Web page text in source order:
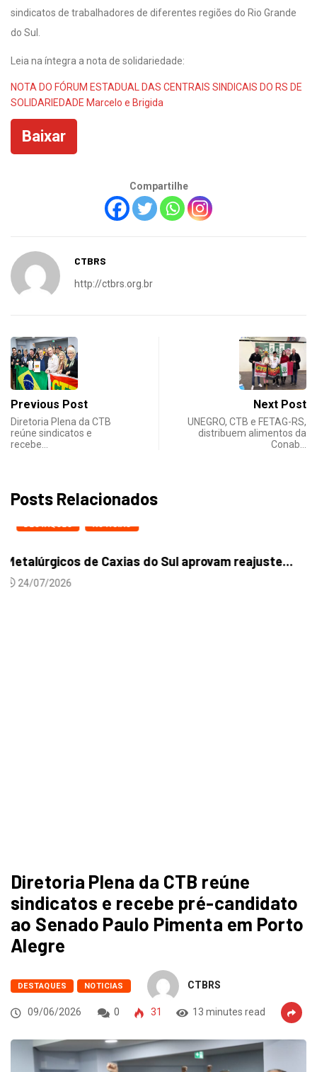
sindicatos de trabalhadores de diferentes regiões do Rio Grande
do Sul.
Leia na íntegra a nota de solidariedade:
NOTA DO FÓRUM ESTADUAL DAS CENTRAIS SINDICAIS DO RS DE
SOLIDARIEDADE Marcelo e Brigida
Baixar
Compartilhe
CTBRS
http://ctbrs.org.br
Previous Post
Diretoria Plena da CTB
reúne sindicatos e
recebe…
Next Post
UNEGRO, CTB e FETAG-RS,
distribuem alimentos da
Conab…
Posts Relacionados
Diretoria Plena da CTB reúne
sindicatos e recebe pré-candidato
ao Senado Paulo Pimenta em Porto
Alegre
DESTAQUES NOTICIAS CTBRS
09/06/2026 0 31 13 minutes read